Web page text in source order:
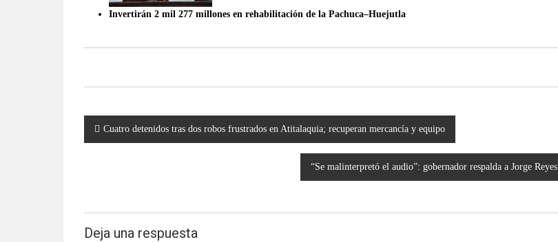
Invertirán 2 mil 277 millones en rehabilitación de la Pachuca–Huejutla
Navegación
de
Cuatro detenidos tras dos robos frustrados en Atitalaquia; recuperan mercancía y equipo
“Se malinterpretó el audio”: gobernador respalda a Jorge Reyes
Deja una respuesta